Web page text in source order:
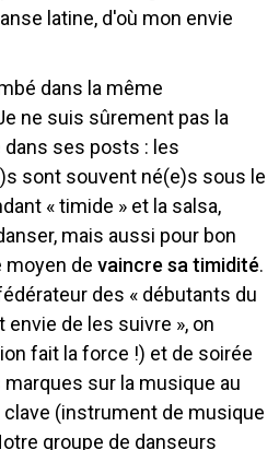
latine, d'où mon envie
dans la même
ne suis sûrement pas la
ses posts : les
sont souvent né(e)s sous le
« timide » et la salsa,
mais aussi pour bon
moyen de vaincre sa timidité.
des « débutants du
envie de les suivre », on
fait la force !) et de soirée
sur la musique au
clave (instrument de musique
groupe de danseurs